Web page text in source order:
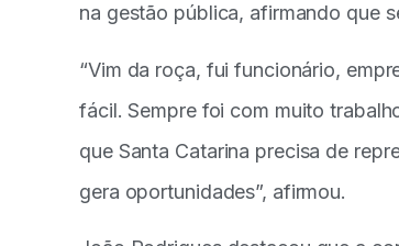
na gestão pública, afirmando que
“Vim da roça, fui funcionário,
fácil. Sempre foi com muito
que Santa Catarina precisa de
gera oportunidades”, afirmou.